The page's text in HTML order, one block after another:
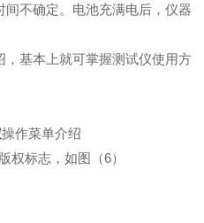
不确定。电池充满电后，仪器
基本上就可掌握测试仪使用方
操作菜单介绍
权标志，如图（6）